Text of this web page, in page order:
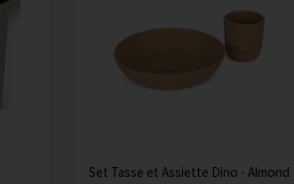
Set Tasse et Assiette Dino - Almond